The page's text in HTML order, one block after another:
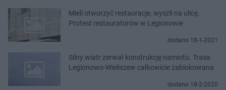
Mieli otworzyć restauracje, wyszli na ulicę.
Protest restauratorów w Legionowie
dodano 18-1-2021
Silny wiatr zerwał konstrukcję namiotu. Trasa
Legionowo-Wieliszew całkowicie zablokowana
dodano 18-2-2020